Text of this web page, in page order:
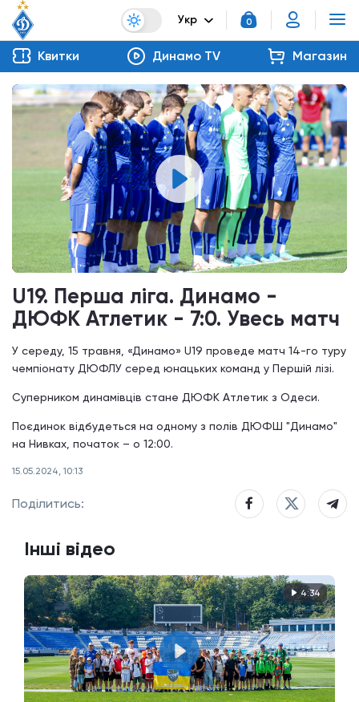
Укр 0
Квитки Динамо TV Магазин
U19. Перша ліга. Динамо -
ДЮФК Атлетик - 7:0. Увесь матч
У середу, 15 травня, «Динамо» U19 проведе матч 14-го туру
чемпіонату ДЮФЛУ серед юнацьких команд у Першій лізі.
Суперником динамівців стане ДЮФК Атлетик з Одеси.
Поєдинок відбудеться на одному з полів ДЮФШ "Динамо"
на Нивках, початок – о 12:00.
15.05.2024, 10:13
Поділитись:
Інші відео
4:34